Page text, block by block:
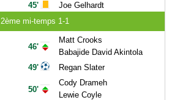
45'
Joe Gelhardt
2ème mi-temps 1-1
46'
49'
50'
Matt Crooks
Babajide David Akintola
Regan Slater
Cody Drameh
Lewie Coyle